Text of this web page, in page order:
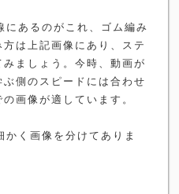
あるのがこれ、ゴム編み
は上記画像にあり、ステ
ましょう。今時、動画が
側のスピードには合わせ
画像が適しています。
く画像を分けてありま